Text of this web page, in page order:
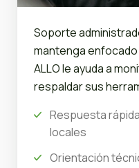
Soporte
mantenga
ALLO le ayuda a
respaldar sus
Respuesta
locales
Orientación